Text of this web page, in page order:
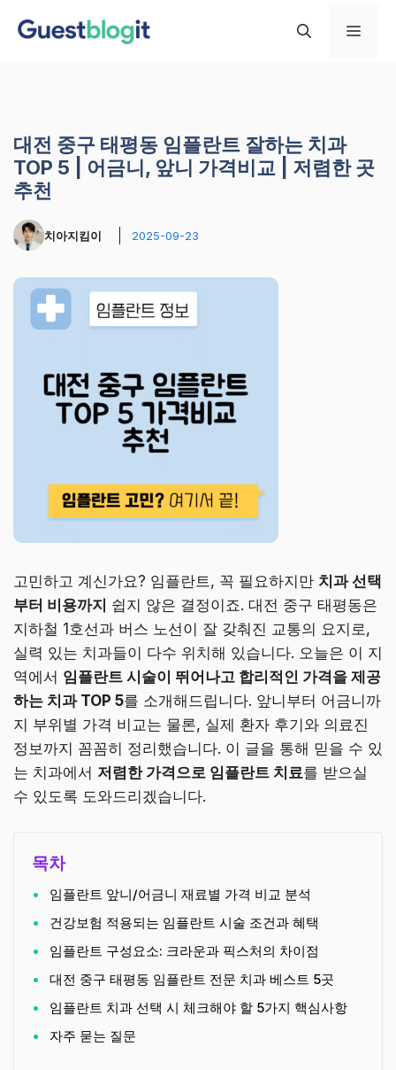
메
대전 중구 태평동 임플란트 잘하는 치과
TOP 5 | 어금니, 앞니 가격비교 | 저렴한 곳
추천
치아지킴이 2025-09-23
고민하고 계신가요? 임플란트, 꼭 필요하지만 치과 선택
부터 비용까지 쉽지 않은 결정이죠. 대전 중구 태평동은
지하철 1호선과 버스 노선이 잘 갖춰진 교통의 요지로,
실력 있는 치과들이 다수 위치해 있습니다. 오늘은 이 지
역에서 임플란트 시술이 뛰어나고 합리적인 가격을 제공
하는 치과 TOP 5를 소개해드립니다. 앞니부터 어금니까
지 부위별 가격 비교는 물론, 실제 환자 후기와 의료진
정보까지 꼼꼼히 정리했습니다. 이 글을 통해 믿을 수 있
는 치과에서 저렴한 가격으로 임플란트 치료를 받으실
수 있도록 도와드리겠습니다.
목차
임플란트 앞니/어금니 재료별 가격 비교 분석
건강보험 적용되는 임플란트 시술 조건과 혜택
임플란트 구성요소: 크라운과 픽스처의 차이점
대전 중구 태평동 임플란트 전문 치과 베스트 5곳
임플란트 치과 선택 시 체크해야 할 5가지 핵심사항
자주 묻는 질문